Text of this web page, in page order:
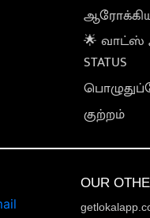
🌟 வாட்ஸ்
STATUS
குற்றம்
OUR